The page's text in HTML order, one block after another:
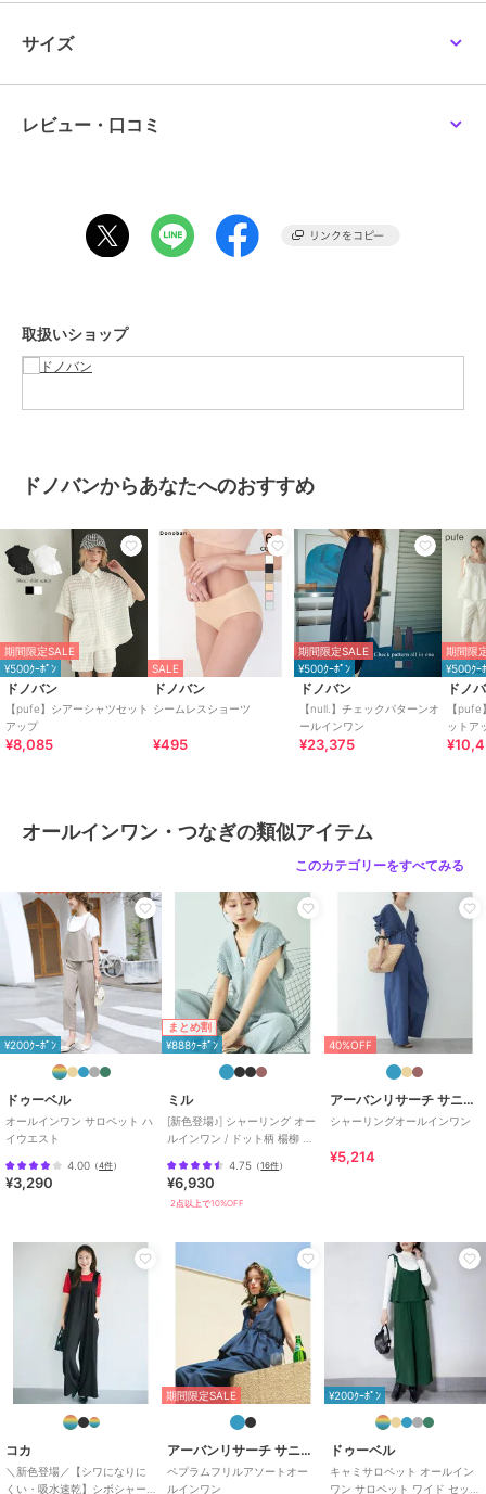
撥水、UV機能、ストレッチ性も兼ね備えているのでレジャーシーン
にもオススメなアイテムです。
完全な防水ではなく、洗濯を繰り返すと効果が弱まってきます。
[型番:dza506pt7111]
ブランド ドノバン
商品カテゴリ オールインワン・サロペット
オールインワン・つなぎ
性別タイプ
レディース
オールインワン・サロペット ／
オールインワン・つなぎ
カラー ブラック、チェック
サイズ OneSize
素材
ナイロン 100％
オールインワン・サロペット
オールインワン・つなぎ
チェック柄/
UVカット加工/洗える/
/テーパード
原産国
サイズ
レビュー・口コミ
取扱いショップ
ドノバンからあなたへのおすすめ
期間限定SALE
¥500ｸｰﾎﾟﾝ
ドノバン
【pufe】シアーシャツセット
アップ
¥8,085
SALE
ドノバン
シームレスショーツ
¥495
期間限定SALE
¥500ｸｰﾎﾟﾝ
ドノバン
【null.】チェックパターンオ
ールインワン
¥23,375
期間限
¥500ｸｰ
ドノ
【
ットア
オールインワン・つなぎの類似アイテム
このカテゴリーをすべてみる
¥200ｸｰﾎﾟﾝ
ドゥーベル
オールインワン サロペット ハ
イウエスト
4.00 （4件）
¥3,290
まとめ割
¥888ｸｰﾎﾟﾝ
ミル
[新色登場♪] シャーリング オー
ルインワン / ドット柄 楊柳 ギ
4.75 （16件）
¥6,930
2点以上で10%OFF
40%OFF
アーバンリサーチ サニーレーベル
シャーリングオールインワン
¥5,214
コカ
＼新色登場／【シワになりに
くい・吸水速乾】シボシャー
期間限定SALE
アーバンリサーチ サニーレーベル
ペプラムフリルアソートオー
ルインワン
¥200ｸｰﾎﾟﾝ
ドゥーベル
キャミサロペット オールイン
ワン サロペット ワイド セット